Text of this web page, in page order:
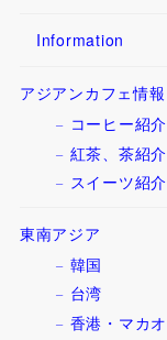
Information
アジアンカフェ情報
コーヒー紹介
紅茶、茶紹介
スイーツ紹介
東南アジア
韓国
台湾
香港・マカオ